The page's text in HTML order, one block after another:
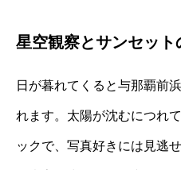
星空観察とサンセット
日が暮れてくると与那覇前
れます。太陽が沈むにつれ
ックで、写真好きには見逃